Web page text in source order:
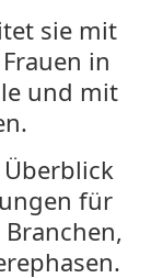
sie mit
in
und mit
für